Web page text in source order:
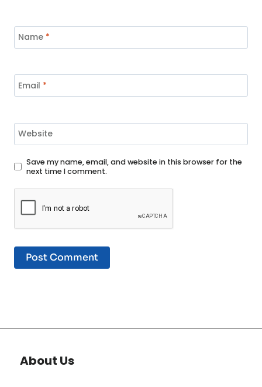
Name *
Email *
Website
Save my name, email, and website in this browser for the
next time I comment.
About Us